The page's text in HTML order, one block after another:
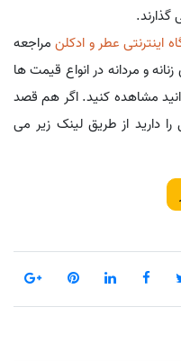
گذارند.
اینترنتی عطر و ادکلنمراجعه
و مردانه در انواع قیمت ها
مشاهده کنید. اگر هم قصد
دارید از طریق لینک زیر می